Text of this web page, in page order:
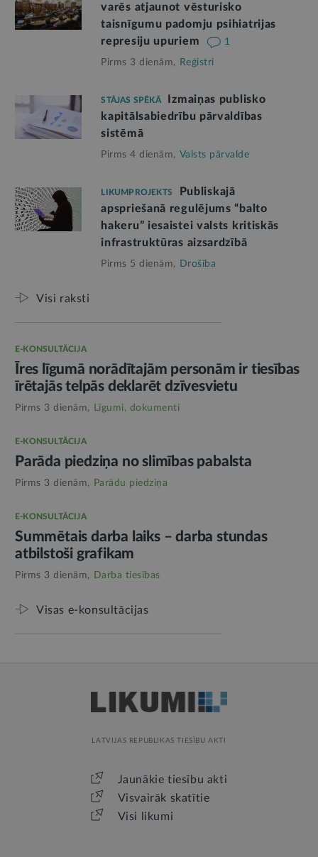
varēs atjaunot vēsturisko
taisnīgumu padomju psihiatrijas
represiju upuriem
1
Pirms 3 dienām, Reģistri
STĀJAS SPĒKĀ
Izmaiņas publisko
kapitālsabiedrību pārvaldības
sistēmā
Pirms 4 dienām, Valsts pārvalde
LIKUMPROJEKTS
Publiskajā
apspriešanā regulējums “balto
hakeru” iesaistei valsts kritiskās
infrastruktūras aizsardzībā
Pirms 5 dienām, Drošība
Visi raksti
E-KONSULTĀCIJA
Īres līgumā norādītajām personām ir tiesības
īrētajās telpās deklarēt dzīvesvietu
Pirms 3 dienām, Līgumi, dokumenti
E-KONSULTĀCIJA
Parāda piedziņa no slimības pabalsta
Pirms 3 dienām, Parādu piedziņa
E-KONSULTĀCIJA
Summētais darba laiks – darba stundas
atbilstoši grafikam
Pirms 3 dienām, Darba tiesības
Visas e-konsultācijas
LATVIJAS REPUBLIKAS TIESĪBU AKTI
Jaunākie tiesību akti
Visvairāk skatītie
Visi likumi